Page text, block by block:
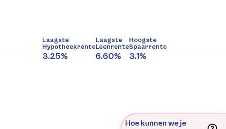
Laagste
Hypotheekrente
3.25%
Laagste
Leenrente
6.60%
Hoogste
Spaarrente
3.1%
Hoe kunnen we je